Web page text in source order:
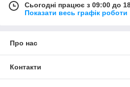
Сьогодні працює з 09:00 до
Показати весь графік роботи
Про нас
Контакти